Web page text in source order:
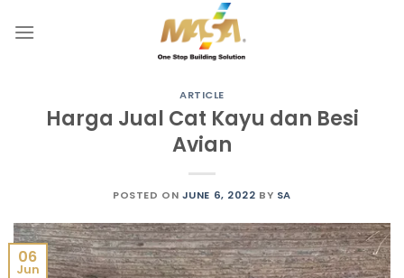
ARTICLE
Harga Jual Cat Kayu dan Besi
Avian
POSTED ON JUNE 6, 2022 BY SA
06
Jun